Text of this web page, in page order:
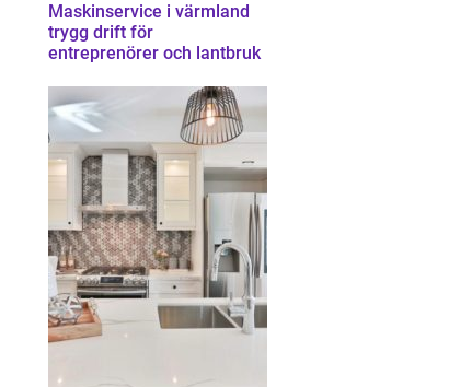
Maskinservice i värmland
trygg drift för
entreprenörer och lantbruk